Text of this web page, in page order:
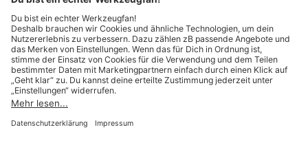
ImpressumAGBDatenschutzWiderruf Vertrag widerrufen
Alle Preise verstehen sich inkl. ges. MwSt. *Kostenloser Versand innerhalb
Deutschlands, bei Bestellungen ab 100,00 Euro.
© Copyright 2026 GOTOOLS GmbH - Alle Rechte vorbehalten. powered by
createyourtemplate